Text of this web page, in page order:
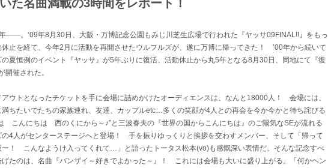
た名曲満載の3時間をレポート！
――。‘09年8月30日、大阪・万博記念公園もみじ川芝生広場で行われた『ヤッサ09FINAL!!』をもっ
止を経て、今年2月に活動を再開させたウルフルズが、遂に万博に帰ってきた！ ’00年から続いて
の夏恒例のイベント『ヤッサ』が5年ぶりに復活、活動休止から丸5年となる8月30日、同地にて『復
開催された。
ウトとなったチケットを手に会場に詰めかけたオーディエンスは、なんと18000人！ 会場には、
満ちたいでたちの家族連れ、友達、カップルetc…多くの笑顔が4人との再会を今か今かと待ち詫びる
こんにちは 西のくにから～♪”と三波春夫の『世界の国からこんにちは』のご陽気なSEが流れる
の4人がセンターステージへと登場！ 手を振りゆっくりと挨拶を交わすメンバー、そして「帰って
ー！ こんなようけ入ってくれて…」と語ったトータス松本(vo)も感慨深い表情だ。そんな記念すべ
げたのは、名曲『バンザイ～好きでよかった～』！ これには会場も大いに盛り上がる。「何かヘン